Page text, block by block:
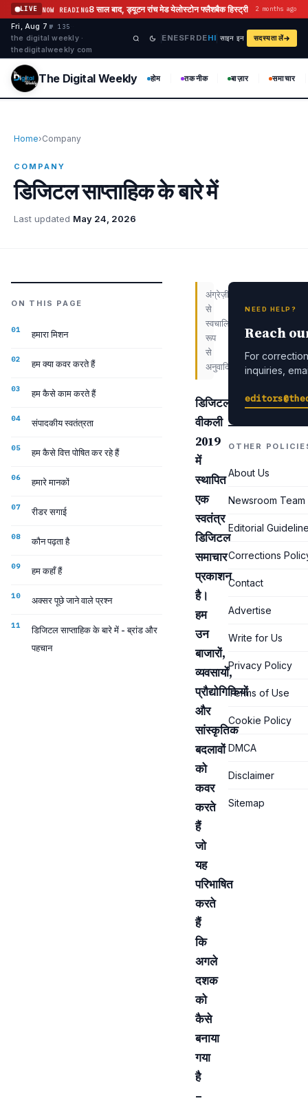
सामग्री पर जाएं
LIVE NOW READING8 साल बाद, ड्यूटन रांच मेड येलोस्टोन फ्लैशबैक हिस्ट्री 2 months ago
Fri, Aug 7 ·№ 135
the digital weekly ·
thedigitalweekly com
ENESFR DEHI साइन इन सदस्यता लें
The Digital Weekly होम तकनीक बाज़ार समाचार
Home›Company
COMPANY
डिजिटल साप्ताहिक के बारे में
Last updated May 24, 2026
ON THIS PAGE
हमारा मिशन
हम क्या कवर करते हैं
हम कैसे काम करते हैं
संपादकीय स्वतंत्रता
हम कैसे वित्त पोषित कर रहे हैं
हमारे मानकों
रीडर सगाई
कौन पढ़ता है
हम कहाँ हैं
अक्सर पूछे जाने वाले प्रश्न
डिजिटल साप्ताहिक के बारे में - ब्रांड और
पहचान
अंग्रेज़ी
से
स्वचालित
रूप
से
अनुवादित।
डिजिटल
वीकली
2019
में
स्थापित
एक
स्वतंत्र
डिजिटल
समाचार
प्रकाशन
है।
हम
उन
बाजारों,
व्यवसायों,
प्रौद्योगिकियों
और
सांस्कृतिक
बदलावों
को
कवर
करते
हैं
जो
यह
परिभाषित
करते
हैं
कि
अगले
दशक
को
कैसे
बनाया
गया
है
–
NEED HELP?
Reach
For
inquiries,
OTHER
About Us
Newsroom Team
Editorial
Corrections
Contact
Advertise
Write for Us
Privacy Policy
Terms of Use
Cookie Policy
DMCA
Disclaimer
Sitemap